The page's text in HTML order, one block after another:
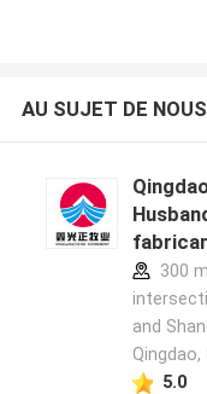
AU SUJET DE NOUS
Husbandry
300
and
Qingdao,
5.0